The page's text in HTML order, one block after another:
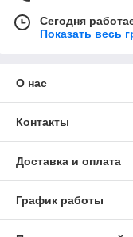
Сегодня
Показать весь
О нас
Контакты
Доставка и оплата
График работы